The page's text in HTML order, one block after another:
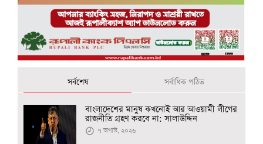
সর্বশেষ সর্বাধিক পঠিত
বাংলাদেশের মানুষ কখনোই আর আওয়ামী লীগের
রাজনীতি গ্রহণ করবে না: সালাউদ্দিন
৭ অগাস্ট, ২০২৬